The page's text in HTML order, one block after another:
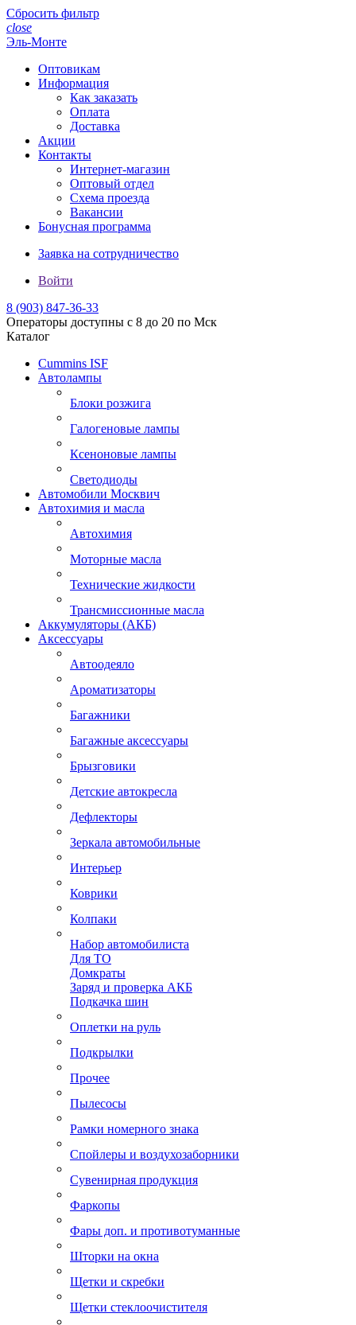
Сбросить фильтр
close
Эль-Монте
Оптовикам
Информация
Как заказать
Оплата
Доставка
Акции
Контакты
Интернет-магазин
Оптовый отдел
Схема проезда
Вакансии
Бонусная программа
Заявка на сотрудничество
Войти
8 (903) 847-36-33
Операторы доступны с 8 до 20 по Мск
Каталог
Cummins ISF
Автолампы
Блоки розжига
Галогеновые лампы
Ксеноновые лампы
Светодиоды
Автомобили Москвич
Автохимия и масла
Автохимия
Моторные масла
Технические жидкости
Трансмиссионные масла
Аккумуляторы (АКБ)
Аксессуары
Автоодеяло
Ароматизаторы
Багажники
Багажные аксессуары
Брызговики
Детские автокресла
Дефлекторы
Зеркала автомобильные
Интерьер
Коврики
Колпаки
Набор автомобилиста
Для ТО
Домкраты
Заряд и проверка АКБ
Подкачка шин
Оплетки на руль
Подкрылки
Прочее
Пылесосы
Рамки номерного знака
Спойлеры и воздухозаборники
Сувенирная продукция
Фаркопы
Фары доп. и противотуманные
Шторки на окна
Щетки и скребки
Щетки стеклоочистителя